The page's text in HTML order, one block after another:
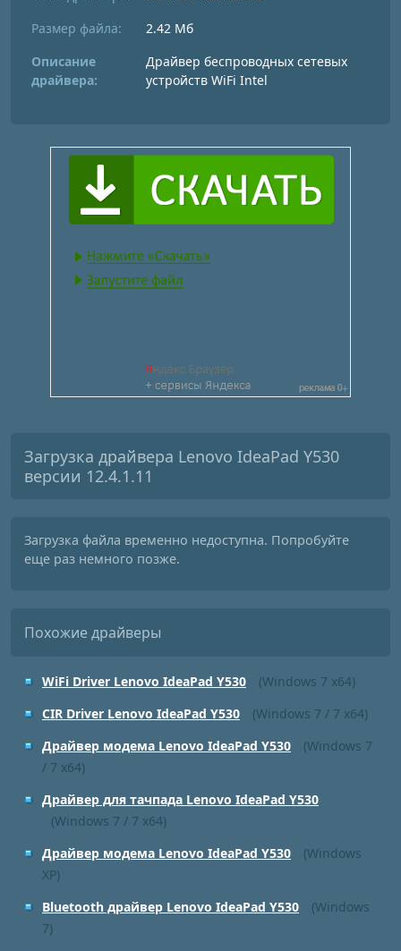
Размер файла:
2.42 Мб
Описание
драйвера:
Драйвер беспроводных сетевых
устройств WiFi Intel
Загрузка драйвера Lenovo IdeaPad Y530
версии 12.4.1.11
Загрузка файла временно недоступна. Попробуйте
еще раз немного позже.
Похожие драйверы
WiFi Driver Lenovo IdeaPad Y530
(Windows 7 x64)
CIR Driver Lenovo IdeaPad Y530
(Windows 7 / 7 x64)
Драйвер модема Lenovo IdeaPad Y530
(Windows 7
/ 7 x64)
Драйвер для тачпада Lenovo IdeaPad Y530
(Windows 7 / 7 x64)
Драйвер модема Lenovo IdeaPad Y530
(Windows
XP)
Bluetooth драйвер Lenovo IdeaPad Y530
(Windows
7)